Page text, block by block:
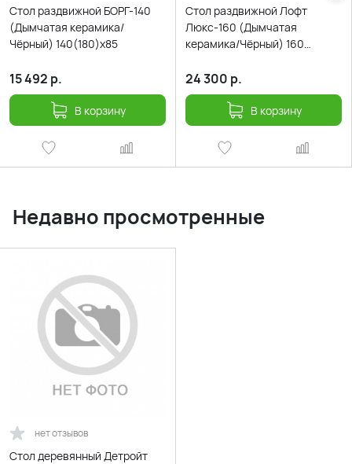
Стол раздвижной БОРГ-140
(Дымчатая керамика/
Чёрный) 140(180)х85
15 492 р.
В корзину
Стол раздвижной Лофт
Люкс-160 (Дымчатая
керамика/Чёрный) 160
24 300 р.
В корзину
Недавно просмотренные
нет отзывов
Стол деревянный Детройт